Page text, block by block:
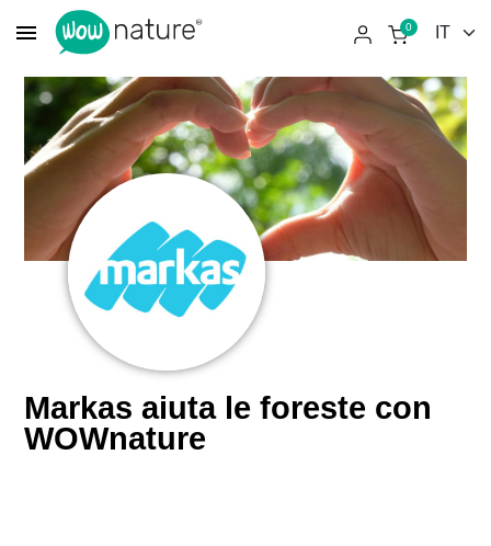
menu 0
Markas aiuta le foreste con
WOWnature